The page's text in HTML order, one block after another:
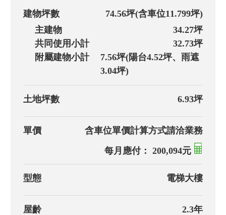
建物坪數 74.56坪(含車位11.799坪)
主建物
34.27坪
共同使用小計
32.73坪
附屬建物小計
7.56坪(陽台4.52坪、雨遮
3.04坪)
土地坪數 6.93坪
單價 含車位單價計算方式請洽業務
每月應付： 200,094元
型態 電梯大樓
屋齡 2.3年